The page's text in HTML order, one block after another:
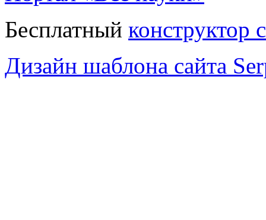
Бесплатный конструктор
Дизайн шаблона сайта